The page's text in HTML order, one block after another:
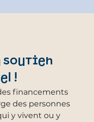
soutien
!
financements
des personnes
y vivent ou y